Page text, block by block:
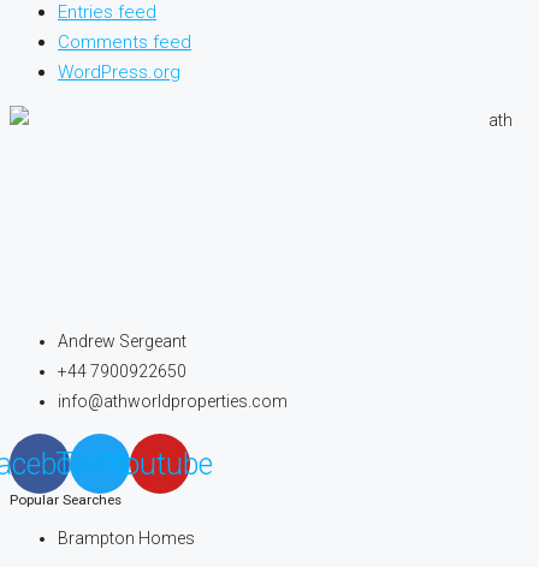
Entries feed
Comments feed
WordPress.org
Andrew Sergeant
+44 7900922650
info@athworldproperties.com
TwitterYoutube
Popular Searches
Brampton Homes